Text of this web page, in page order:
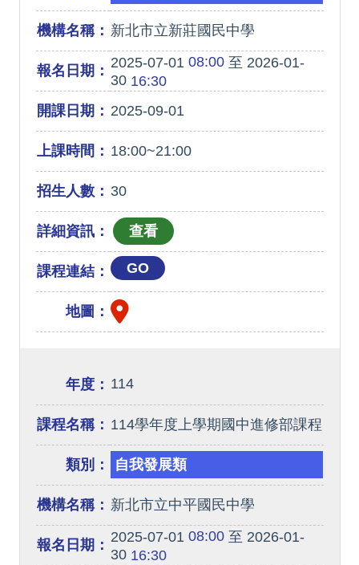
機構名稱： 新北市立新莊國民中學
報名日期： 2025-07-01 08:00至 2026-01-
3016:30
開課日期： 2025-09-01
上課時間： 18:00~21:00
招生人數： 30
詳細資訊：
課程連結： GO
地圖：
年度： 114
課程名稱： 114學年度上學期國中進修部課程
類別： 自我發展類
機構名稱： 新北市立中平國民中學
報名日期： 2025-07-01 08:00至 2026-01-
3016:30